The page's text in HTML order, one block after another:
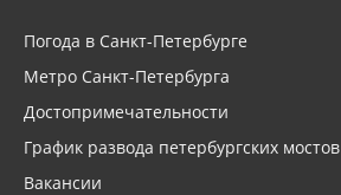
Погода в Санкт-Петербурге
Метро Санкт-Петербурга
Достопримечательности
График развода петербургских мостов
Вакансии